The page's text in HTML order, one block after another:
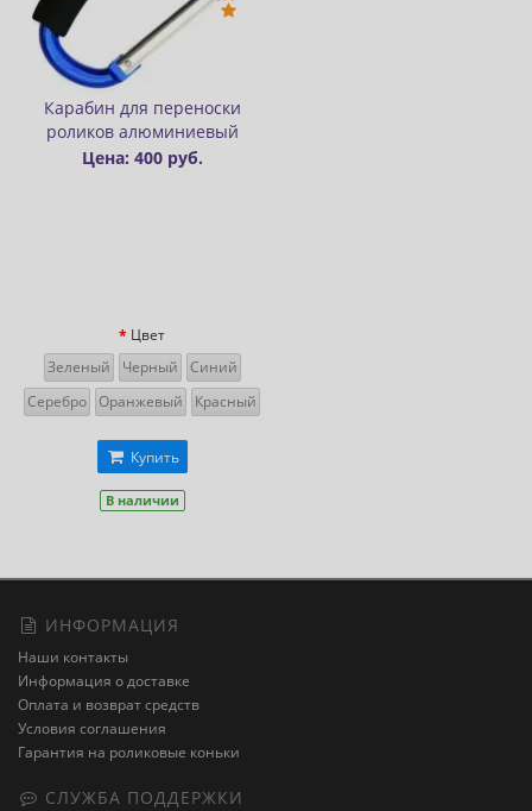
Карабин для переноски
роликов алюминиевый
Цена: 400 руб.
Цвет
Зеленый
Черный
Синий
Серебро Оранжевый Красный
Купить
В наличии
ИНФОРМАЦИЯ
Наши контакты
Информация о доставке
Оплата и возврат средств
Условия соглашения
Гарантия на роликовые коньки
СЛУЖБА ПОДДЕРЖКИ